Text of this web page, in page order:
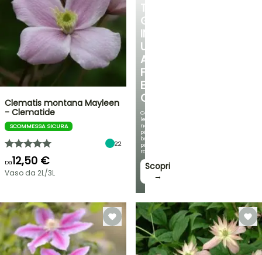
TUO
GIARDINO
IN
UN
ANGOLO
FRESCO
E
OMBREGGIATO
Con
le
nostre
più
belle
piante
rampicanti
Scopri
→
Clematis montana Mayleen
- Clematide
SCOMMESSA SICURA
22
Da12,50 €
Vaso da 2L/3L